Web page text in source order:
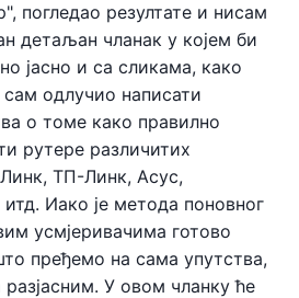
погледао резултате и нисам
детаљан чланак у којем би
јасно и са сликама, како
одлучио написати
о томе како правилно
рутере различитих
ТП-Линк, Асус,
Иако је метода поновног
усмјеривачима готово
пређемо на сама упутства,
У овом чланку ће